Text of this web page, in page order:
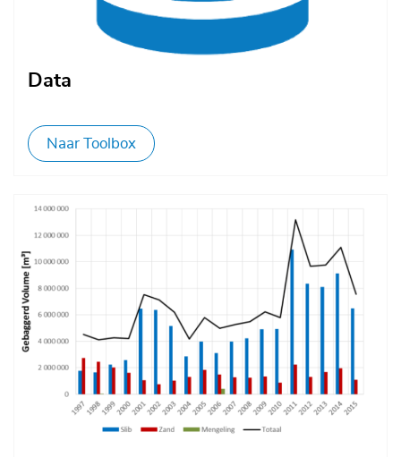
Data
Naar Toolbox
Afbeelding